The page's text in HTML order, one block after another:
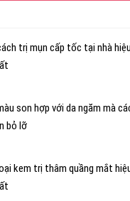
trị mụn cấp tốc tại nhà
son hợp với da ngăm mà
bỏ lỡ
kem trị thâm quầng mắt